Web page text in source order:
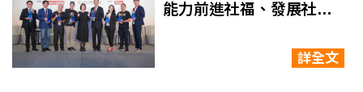
能力前進社福、發展社會
詳全文